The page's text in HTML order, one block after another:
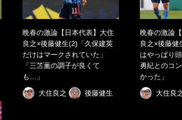
晩春の激論【日本代表】大住
良之×後藤健生(2)「久保建英
だけはマークされていた」
「三笘薫の調子が良くて
も…」
大住良之 後藤健生
晩春の激論
良之×後藤健
はやっぱり
勇紀とのコ
かった」
大住良